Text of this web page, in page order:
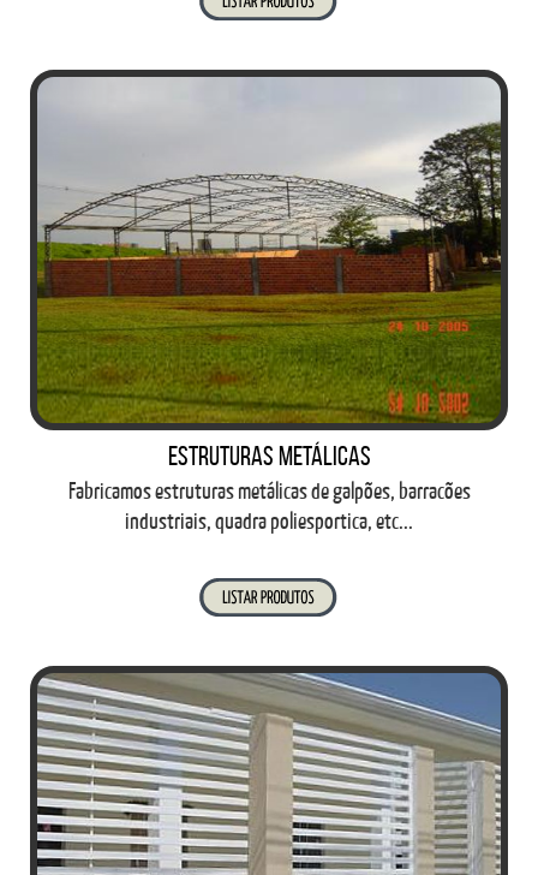
Estruturas Metálicas
Fabricamos estruturas metálicas de galpões, barracões
industriais, quadra poliesportica, etc...